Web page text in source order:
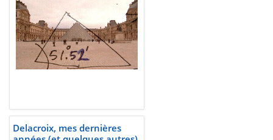
Delacroix, mes dernières